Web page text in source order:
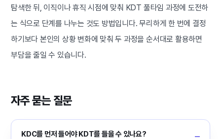
탐색한 뒤, 이직이나 휴직 시점에 맞춰 KDT 풀타임 과정에 도전하
는 식으로 단계를 나누는 것도 방법입니다. 무리하게 한 번에 결정
하기보다 본인의 상황 변화에 맞춰 두 과정을 순서대로 활용하면
부담을 줄일 수 있습니다.
자주 묻는 질문
KDC를 먼저 들어야 KDT를 들을 수 있나요?